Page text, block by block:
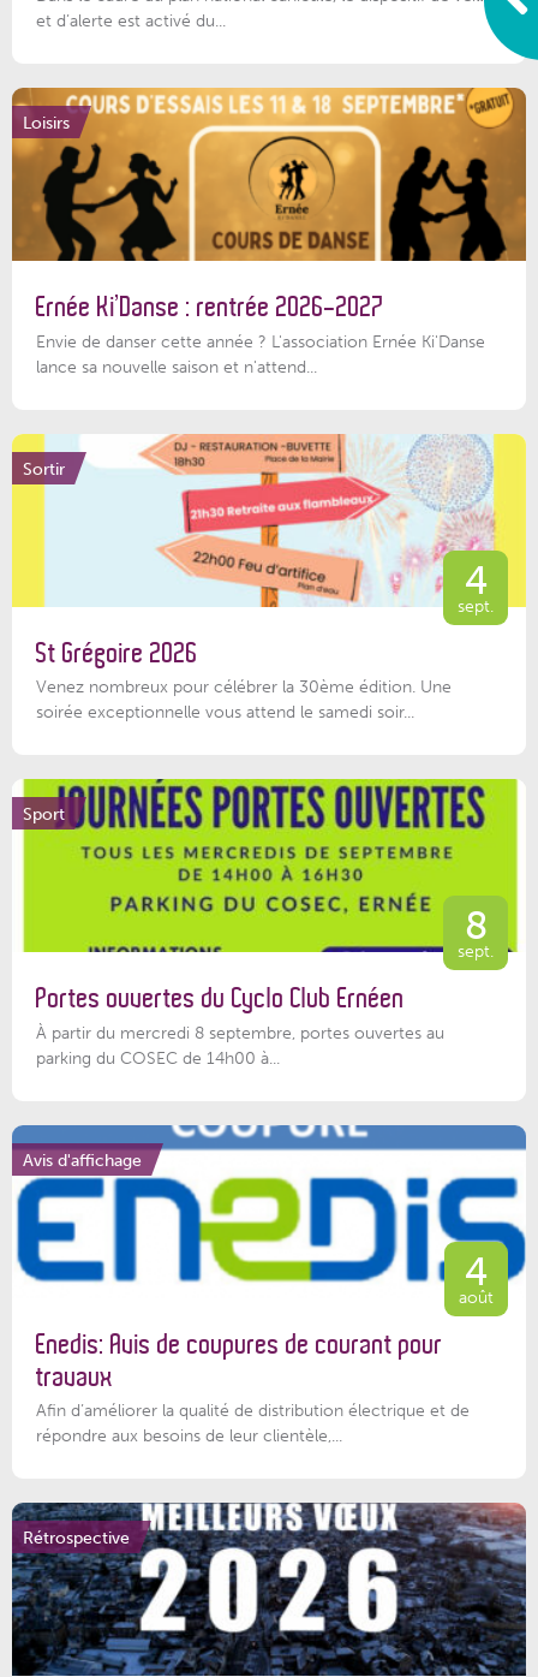
et d’alerte est activé du...
Loisirs
Ernée Ki’Danse : rentrée 2026-2027
Envie de danser cette année ? L'association Ernée Ki'Danse
lance sa nouvelle saison et n'attend...
Sortir
4
sept.
St Grégoire 2026
Venez nombreux pour célébrer la 30ème édition. Une
soirée exceptionnelle vous attend le samedi soir...
Sport
8
sept.
Portes ouvertes du Cyclo Club Ernéen
À partir du mercredi 8 septembre, portes ouvertes au
parking du COSEC de 14h00 à...
Avis d'affichage
4
août
Enedis: Avis de coupures de courant pour
travaux
Afin d’améliorer la qualité de distribution électrique et de
répondre aux besoins de leur clientèle,...
Rétrospective